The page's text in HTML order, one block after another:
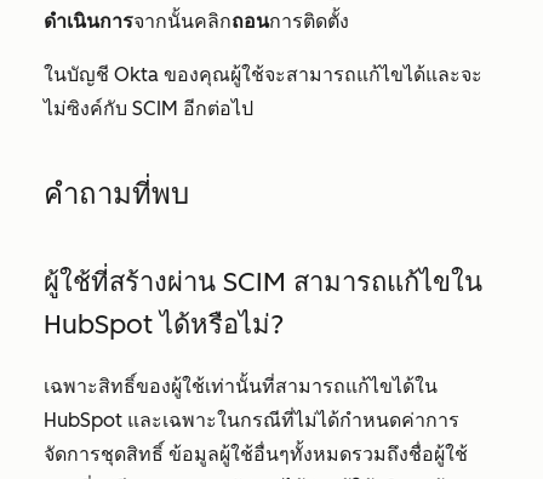
ดำเนินการจากนั้นคลิกถอนการติดตั้ง
ในบัญชี Okta ของคุณผู้ใช้จะสามารถแก้ไขได้และจะ
ไม่ซิงค์กับ SCIM อีกต่อไป
คำถามที่พบ
ผู้ใช้ที่สร้างผ่าน SCIM สามารถแก้ไขใน
HubSpot ได้หรือไม่?
เฉพาะสิทธิ์ของผู้ใช้เท่านั้นที่สามารถแก้ไขได้ใน
HubSpot และเฉพาะในกรณีที่ไม่ได้กำหนดค่าการ
จัดการชุดสิทธิ์ ข้อมูลผู้ใช้อื่นๆทั้งหมดรวมถึงชื่อผู้ใช้